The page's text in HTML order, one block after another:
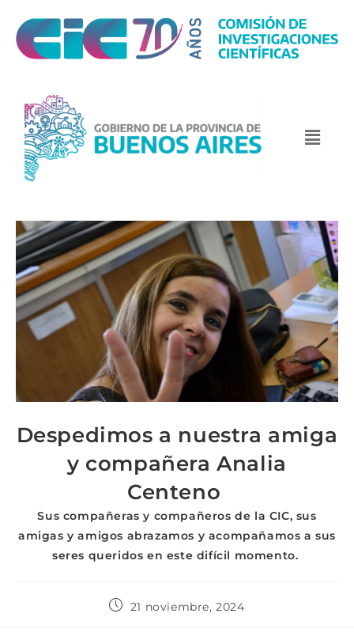
Despedimos a nuestra amiga
y compañera Analia
Centeno
Sus compañeras y compañeros de la CIC, sus
amigas y amigos abrazamos y acompañamos a sus
seres queridos en este difícil momento.
21 noviembre, 2024